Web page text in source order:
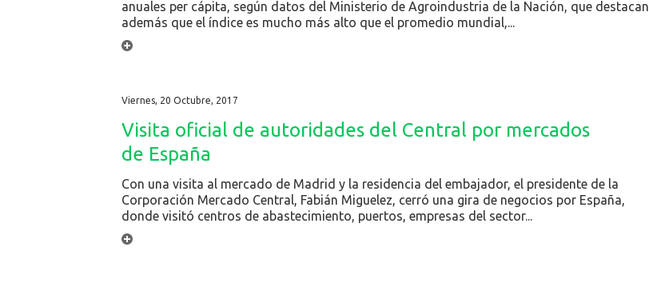
anuales per cápita, según datos del Ministerio de Agroindustria de la Nación, que destacan
además que el índice es mucho más alto que el promedio mundial,...
Viernes, 20 Octubre, 2017
Visita oficial de autoridades del Central por mercados
de España
Con una visita al mercado de Madrid y la residencia del embajador, el presidente de la
Corporación Mercado Central, Fabián Miguelez, cerró una gira de negocios por España,
donde visitó centros de abastecimiento, puertos, empresas del sector...